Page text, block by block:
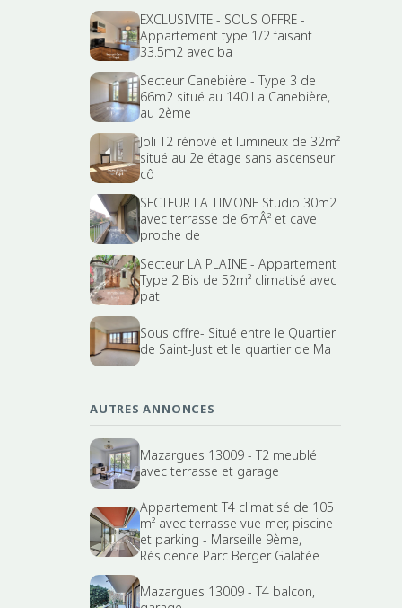
EXCLUSIVITE - SOUS OFFRE -
Appartement type 1/2 faisant
33.5m2 avec ba
Secteur Canebière - Type 3 de
66m2 situé au 140 La Canebière,
au 2ème
Joli T2 rénové et lumineux de 32m²
situé au 2e étage sans ascenseur
cô
SECTEUR LA TIMONE Studio 30m2
avec terrasse de 6mÂ² et cave
proche de
Secteur LA PLAINE - Appartement
Type 2 Bis de 52m² climatisé avec
pat
Sous offre- Situé entre le Quartier
de Saint-Just et le quartier de Ma
AUTRES ANNONCES
Mazargues 13009 - T2 meublé
avec terrasse et garage
Appartement T4 climatisé de 105
m² avec terrasse vue mer, piscine
et parking - Marseille 9ème,
Résidence Parc Berger Galatée
Mazargues 13009 - T4 balcon,